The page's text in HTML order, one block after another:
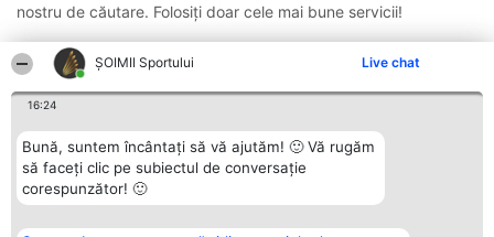
ȘOIMII Sportului Live chat
16:24
Bună, suntem încântați să vă ajutăm! 🙂 Vă rugăm
să faceți clic pe subiectul de conversație
corespunzător! 🙂
nostru de căutare. Folosiți doar cele mai bune servicii!